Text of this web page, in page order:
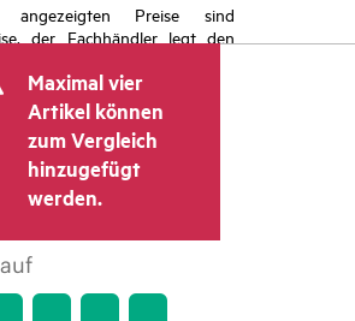
Preise sind
der Fachhändler legt den
Gebühren wie
und Versandkosten
Der vom Fachhändler
Transaktionspreis kann von
Fachhändler und dem
Richtpreis abweichen. Die
können zeitlich begrenzte
enthalten. HPE behält
Recht vor, jederzeit
vorzunehmen, u. a.
Maximal vier
Artikel können
zum Vergleich
hinzugefügt
werden.